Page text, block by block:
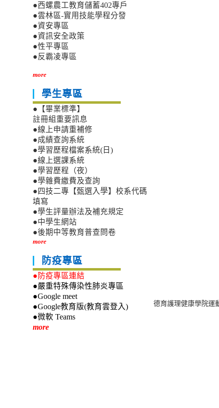
德育護理健康學院運
●西螺農工教育儲蓄402專戶
●雲林區-實用技能學程分發
●資安專區
●資訊安全政策
●性平專區
●反霸凌專區
more
學生專區
●【畢業標準】
註冊組重要訊息
●線上申請重補修
●成績查詢系統
●學習歷程檔案系統(日)
●線上選課系統
●學習歷程（夜）
●學雜費繳費及查詢
●四技二專【甄選入學】校系代碼
填寫
●學生評量辦法及補充規定
●中學生網站
●後期中等教育普查問卷
more
防疫專區
●防疫專區連結
●嚴重特殊傳染性肺炎專區
●Google meet
●Google教育版(教育雲登入)
●微軟 Teams
more